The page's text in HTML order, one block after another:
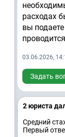
расходах
вы
03.06.2026,
Задать
2 юристa
Средний
Первый